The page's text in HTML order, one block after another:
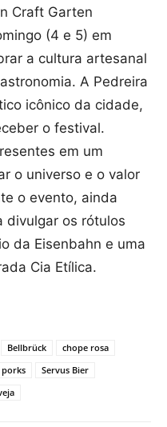
Craft Garten
(4 e 5) em
a cultura artesanal
A Pedreira
icônico da cidade,
o festival.
em um
o universo e o valor
o evento, ainda
divulgar os rótulos
da Eisenbahn e uma
Cia Etílica.
Bellbrück
chope rosa
porks
Servus Bier